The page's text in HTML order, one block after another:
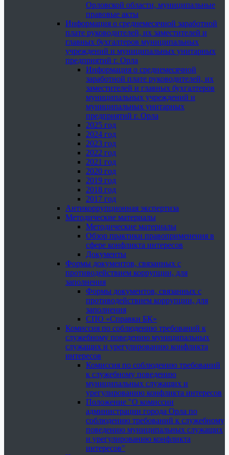
Орловской области, муниципальные
правовые акты
Информация о среднемесячной заработной
плате руководителей, их заместителей и
главных бухгалтеров муниципальных
учреждений и муниципальных унитарных
предприятий г. Орла
Информация о среднемесячной
заработной плате руководителей, их
заместителей и главных бухгалтеров
муниципальных учреждений и
муниципальных унитарных
предприятий г. Орла
2025 год
2024 год
2023 год
2022 год
2021 год
2020 год
2019 год
2018 год
2017 год
Антикоррупционная экспертиза
Методические материалы
Методические материалы
Обзор практики правоприменения в
сфере конфликта интересов
Документы
Формы документов, связанных с
противодействием коррупции, для
заполнения
Формы документов, связанных с
противодействием коррупции, для
заполнения
СПО «Справки БК»
Комиссия по соблюдению требований к
служебному поведению муниципальных
служащих и урегулированию конфликта
интересов
Комиссия по соблюдению требований
к служебному поведению
муниципальных служащих и
урегулированию конфликта интересов
Положение "О комиссии
администрации города Орла по
соблюдению требований к служебному
поведению муниципальных служащих
и урегулированию конфликта
интересов"